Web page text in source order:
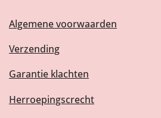
Algemene voorwaarden
Verzending
Garantie klachten
Herroepingscrecht